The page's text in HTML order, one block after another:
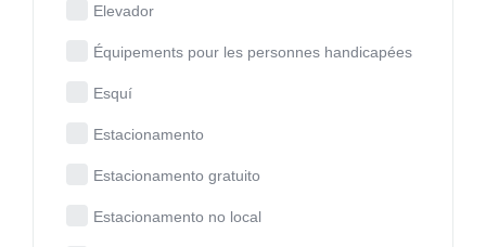
Elevador
Équipements pour les personnes handicapées
Esquí
Estacionamento
Estacionamento gratuito
Estacionamento no local